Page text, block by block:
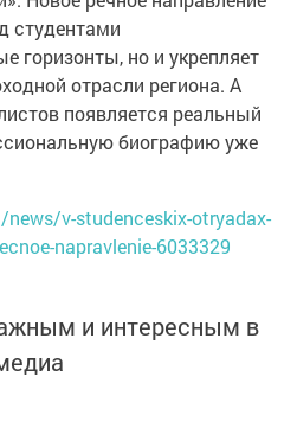
студентами
горизонты, но и укрепляет
отрасли региона. А
появляется реальный
биографию уже
v-studenceskix-otryadax-
napravlenie-6033329
и интересным в